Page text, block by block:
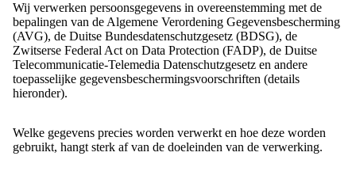
Wij verwerken persoonsgegevens in overeenstemming met de
bepalingen van de Algemene Verordening Gegevensbescherming
(AVG), de Duitse Bundesdatenschutzgesetz (BDSG), de
Zwitserse Federal Act on Data Protection (FADP), de Duitse
Telecommunicatie-Telemedia Datenschutzgesetz en andere
toepasselijke gegevensbeschermingsvoorschriften (details
hieronder).
Welke gegevens precies worden verwerkt en hoe deze worden
gebruikt, hangt sterk af van de doeleinden van de verwerking.